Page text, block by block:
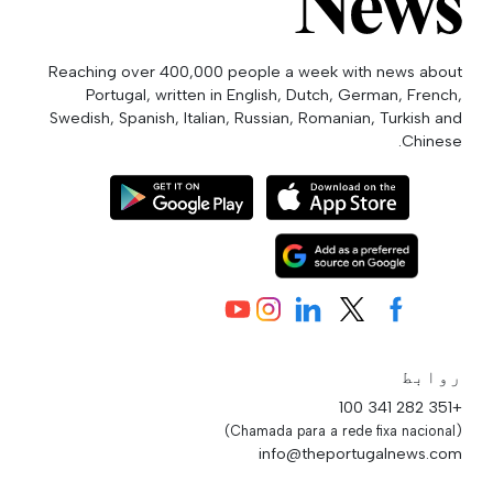
Reaching over 400,000 people a week with news about
Portugal, written in English, Dutch, German, French,
Swedish, Spanish, Italian, Russian, Romanian, Turkish and
Chinese.
روابط
+351 282 341 100
(Chamada para a rede fixa nacional)
info@theportugalnews.com